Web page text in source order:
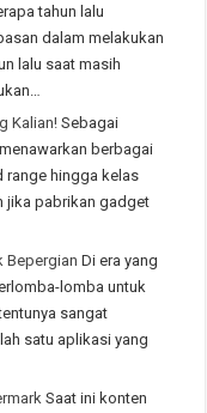
tahun lalu
dalam melakukan
lalu saat masih
Kalian! Sebagai
berbagai
range hingga kelas
jika pabrikan gadget
Bepergian Di era yang
lomba untuk
sangat
satu aplikasi yang
Saat ini konten